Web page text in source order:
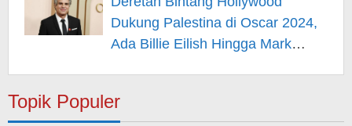
Dukung Palestina di Oscar 2024,
Ada Billie Eilish Hingga Mark
Topik Populer